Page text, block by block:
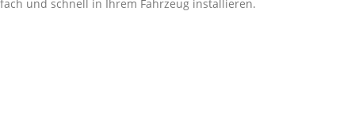
und schnell in Ihrem Fahrzeug installieren.